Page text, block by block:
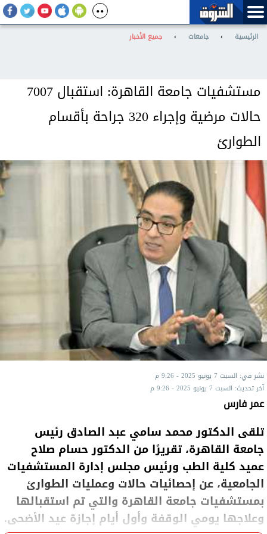
الرئيسية › جامعات › جميع الأخبار
مستشفيات جامعة القاهرة: استقبال 7007
حالات مرضية وإجراء 320 جراحة بأقسام
الطوارئ
نشر في: السبت 7 يونيو 2025 - 9:26 م
آخر تحديث: السبت 7 يونيو 2025 - 9:26 م
عمر فارس
تلقى الدكتور محمد سامي عبد الصادق رئيس
جامعة القاهرة، تقريرًا من الدكتور حسام صلاح
عميد كلية الطب ورئيس مجلس إدارة المستشفيات
الجامعية، عن إحصائيات حالات وعمليات الطوارئ
بمستشفيات جامعة القاهرة والتي تم استقبالها
وعلاجها يومي الوقفة وأول أيام إجازة عيد الأضحى.